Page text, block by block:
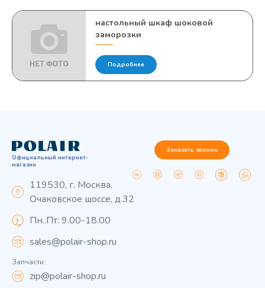
настольный шкаф шоковой
заморозки
Подробнее
Официальный интернет-
магазин
119530, г. Москва,
Очаковское шоссе, д.32
Пн..Пт: 9.00-18.00
sales@polair-shop.ru
Запчасти:
zip@polair-shop.ru
Заказать звонок